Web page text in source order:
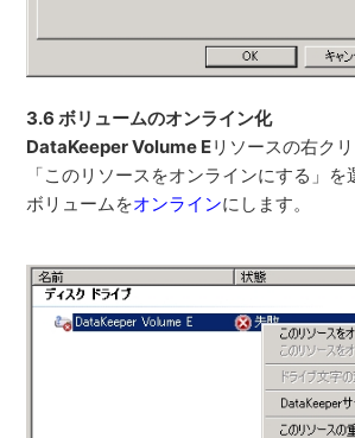
3.6 ボリュームのオンライン化
DataKeeper Volume Eリソースの右ク
「このリソースをオンラインにする」
ボリュームをオンラインにします。